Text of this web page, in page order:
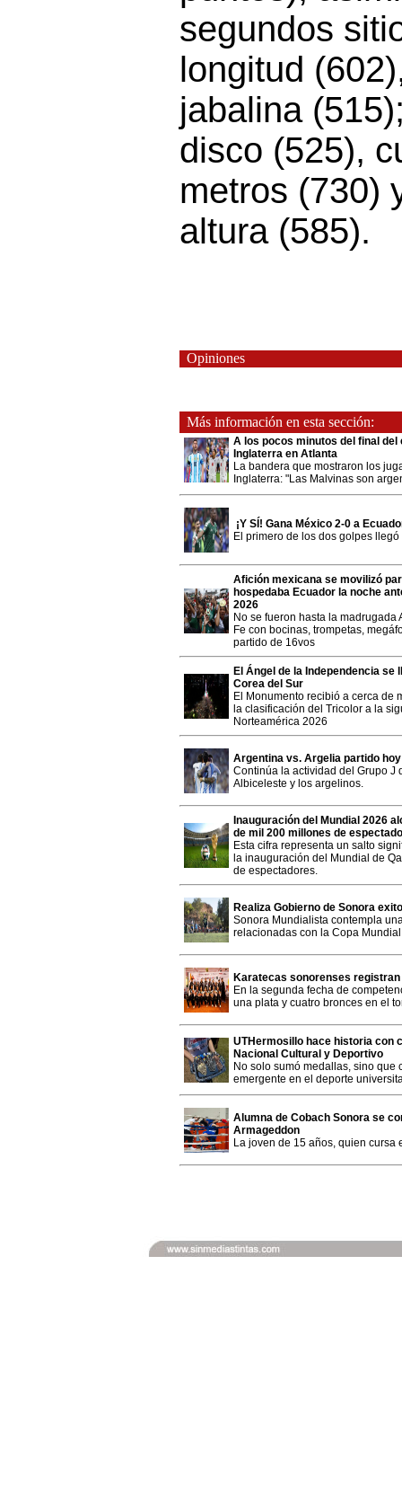
segundos
longitud
jabalina
disco (525),
metros (730)
altura (585).
Opiniones
Más información en esta sección:
A los pocos minutos del final
Inglaterra en Atlanta
La bandera que mostraron los
Inglaterra: "Las Malvinas son
¡Y SÍ! Gana México 2-0 a
El primero de los dos golpes
Afición mexicana se movilizó
hospedaba Ecuador la noche
2026
No se fueron hasta la
Fe con bocinas, trompetas,
partido de 16vos
El Ángel de la Independencia
Corea del Sur
El Monumento recibió a cerca de
la clasificación del Tricolor a la
Norteamérica 2026
Argentina vs. Argelia partido
Continúa la actividad del Grupo J
Albiceleste y los argelinos.
Inauguración del Mundial 2026
de mil 200 millones de
Esta cifra representa un salto
la inauguración del Mundial de
de espectadores.
Realiza Gobierno de Sonora
Sonora Mundialista contempla
relacionadas con la Copa
Karatecas sonorenses
En la segunda fecha de
una plata y cuatro bronces en el
UTHermosillo hace historia con
Nacional Cultural y Deportivo
No solo sumó medallas, sino
emergente en el deporte
Alumna de Cobach Sonora se
Armageddon
La joven de 15 años, quien